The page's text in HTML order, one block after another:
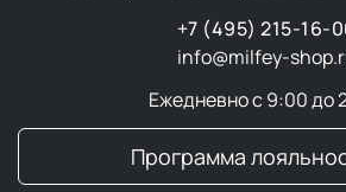
+7 (495) 215-16-
info@milfey-
Ежедневно с 9:00 до
Программа